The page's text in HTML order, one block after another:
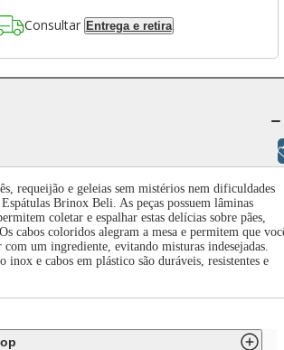
Consultar Entrega e retira
requeijão e geleias sem mistérios nem dificuldades
Brinox Beli. As peças possuem lâminas
coletar e espalhar estas delícias sobre pães,
cabos coloridos alegram a mesa e permitem que
um ingrediente, evitando misturas indesejadas.
inox e cabos em plástico são duráveis, resistentes e